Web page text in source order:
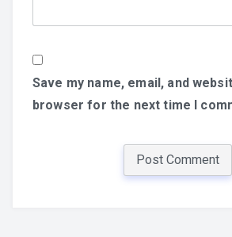
Save my name, email, and
browser for the next time I